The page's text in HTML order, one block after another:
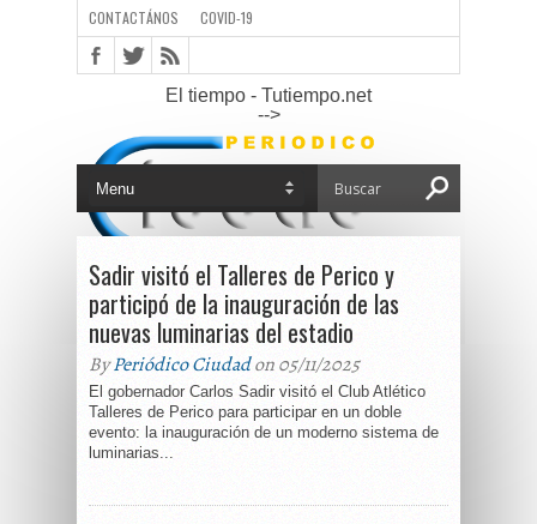
CONTACTÁNOS COVID-19
El tiempo - Tutiempo.net
-->
Sadir visitó el Talleres de Perico y
participó de la inauguración de las
nuevas luminarias del estadio
ByPeriódico Ciudadon 05/11/2025
El gobernador Carlos Sadir visitó el Club Atlético
Talleres de Perico para participar en un doble
evento: la inauguración de un moderno sistema de
luminarias...